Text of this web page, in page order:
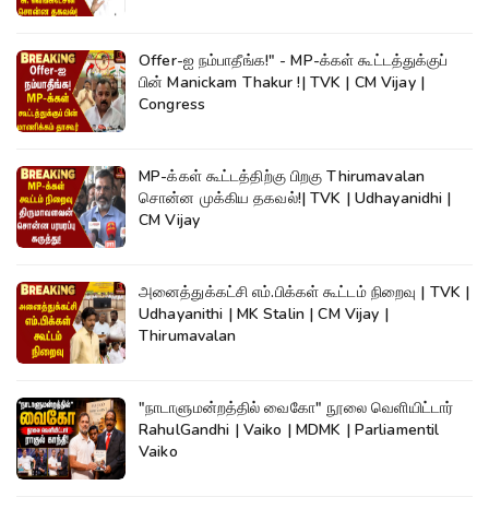
Offer-ஐ நம்பாதீங்க!" - MP-க்கள் கூட்டத்துக்குப்
பின் Manickam Thakur !| TVK | CM Vijay |
Congress
MP-க்கள் கூட்டத்திற்கு பிறகு Thirumavalan
சொன்ன முக்கிய தகவல்!| TVK | Udhayanidhi |
CM Vijay
அனைத்துக்கட்சி எம்.பிக்கள் கூட்டம் நிறைவு | TVK |
Udhayanithi | MK Stalin | CM Vijay |
Thirumavalan
"நாடாளுமன்றத்தில் வைகோ" நூலை வெளியிட்டார்
RahulGandhi | Vaiko | MDMK | Parliamentil
Vaiko